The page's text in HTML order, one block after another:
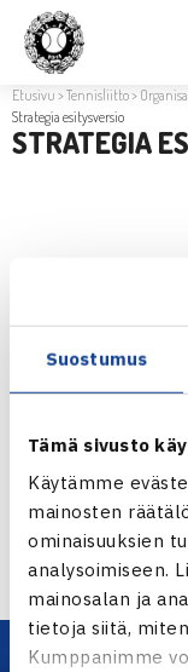
Suostumus
Tämä sivusto
Käytämme
mainosten
ominaisuuksien
analysoimiseen.
mainosalan ja
tietoja siitä,
Kumppanimme
Etusivu >Tennisliitto>
Strategia esitysversio
STRATEGIA